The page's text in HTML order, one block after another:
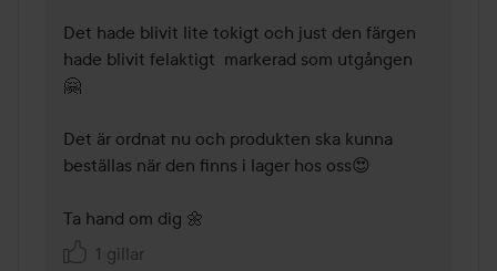
Det hade blivit lite tokigt och just den färgen
hade blivit felaktigt  markerad som utgången
🤗
Det är ordnat nu och produkten ska kunna
beställas när den finns i lager hos oss😍
Ta hand om dig 🌼
1 gillar